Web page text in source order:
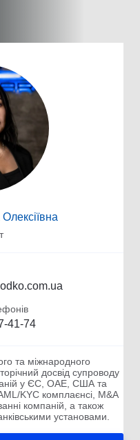
41-74
та міжнародного
досвід супроводу
у ЄС, ОАЕ, США та
KYC комплаєнсі, M&A
компаній, а також
установами.